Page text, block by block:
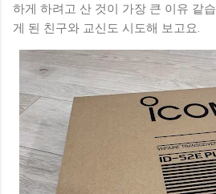
하게 하려고 산 것이 가장 큰 이유 같
게 된 친구와 교신도 시도해 보고요.